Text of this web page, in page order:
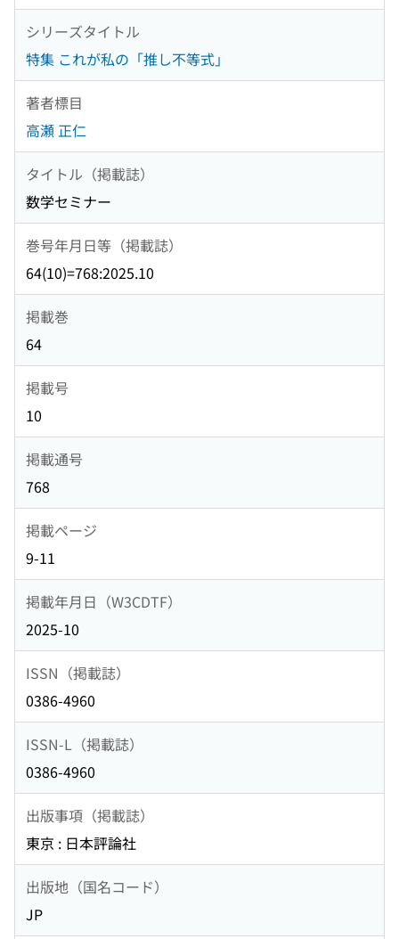
シリーズタイトル
特集 これが私の「推し不等式」
著者標目
高瀬 正仁
タイトル（掲載誌）
数学セミナー
巻号年月日等（掲載誌）
64(10)=768:2025.10
掲載巻
64
掲載号
10
掲載通号
768
掲載ページ
9-11
掲載年月日（W3CDTF）
2025-10
ISSN（掲載誌）
0386-4960
ISSN-L（掲載誌）
0386-4960
出版事項（掲載誌）
東京 : 日本評論社
出版地（国名コード）
JP